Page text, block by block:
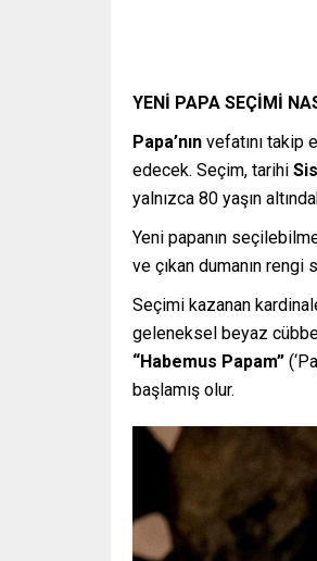
YENİ PAPA SEÇİMİ
Papa’nın vefatını takip
edecek. Seçim, tarihi
yalnızca 80 yaşın
Yeni papanın
ve çıkan dumanın rengi
Seçimi kazanan
geleneksel beyaz
“Habemus Papam”
başlamış olur.